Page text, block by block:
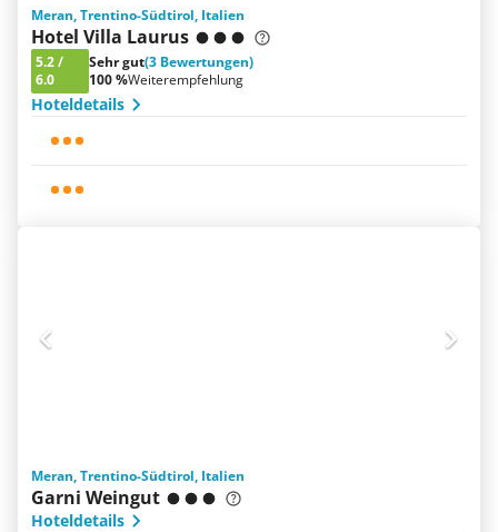
Meran, Trentino-Südtirol, Italien
Hotel Villa Laurus
5.2/
6.0
Sehr gut(3 Bewertungen)
100 %Weiterempfehlung
Hoteldetails
Meran, Trentino-Südtirol, Italien
Garni Weingut
Hoteldetails